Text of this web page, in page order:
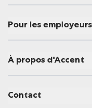
Pour les employeurs
À propos d'Accent
Contact